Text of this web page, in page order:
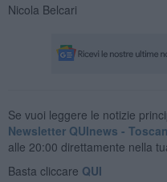
Nicola Belcari
Se vuoi leggere le notizie
Newsletter QUInews -
alle 20:00 direttamente nella
Basta cliccare QUI